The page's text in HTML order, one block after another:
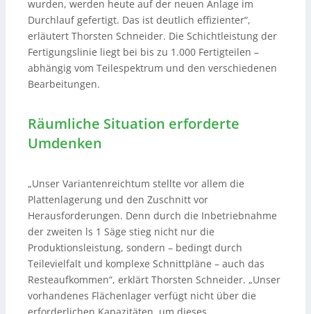
wurden, werden heute auf der neuen Anlage im
Durchlauf gefertigt. Das ist deutlich effizienter“,
erläutert Thorsten Schneider. Die Schichtleistung der
Fertigungslinie liegt bei bis zu 1.000 Fertigteilen –
abhängig vom Teilespektrum und den verschiedenen
Bearbeitungen.
Räumliche Situation erforderte
Umdenken
„Unser Variantenreichtum stellte vor allem die
Plattenlagerung und den Zuschnitt vor
Herausforderungen. Denn durch die Inbetriebnahme
der zweiten ls 1 Säge stieg nicht nur die
Produktionsleistung, sondern – bedingt durch
Teilevielfalt und komplexe Schnittpläne – auch das
Resteaufkommen“, erklärt Thorsten Schneider. „Unser
vorhandenes Flächenlager verfügt nicht über die